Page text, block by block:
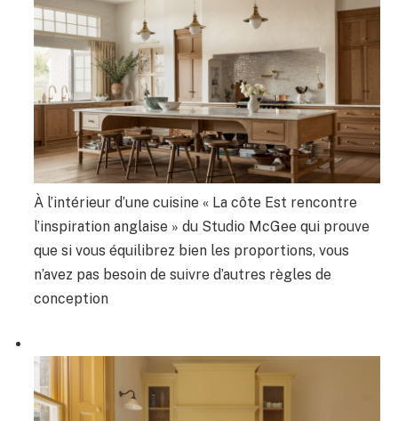
À l’intérieur d’une cuisine « La côte Est rencontre
l’inspiration anglaise » du Studio McGee qui prouve
que si vous équilibrez bien les proportions, vous
n’avez pas besoin de suivre d’autres règles de
conception